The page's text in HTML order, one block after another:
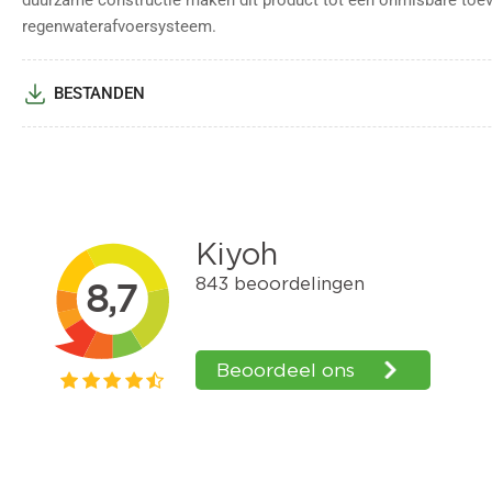
regenwaterafvoersysteem.
BESTANDEN